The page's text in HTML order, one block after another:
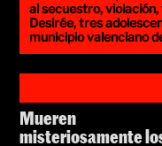
al secuestro,
Desirée, tres
municipio valenciano
Mueren
misteriosamente